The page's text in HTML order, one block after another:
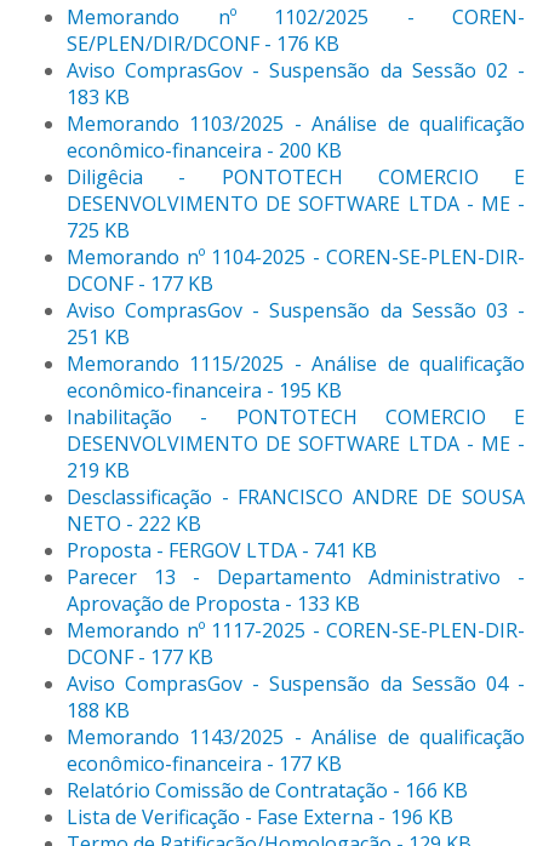
Memorando nº 1102/2025 - COREN-
SE/PLEN/DIR/DCONF - 176 KB
Aviso ComprasGov - Suspensão da Sessão 02 -
183 KB
Memorando 1103/2025 - Análise de qualificação
econômico-financeira - 200 KB
Diligêcia - PONTOTECH COMERCIO E
DESENVOLVIMENTO DE SOFTWARE LTDA - ME -
725 KB
Memorando nº 1104-2025 - COREN-SE-PLEN-DIR-
DCONF - 177 KB
Aviso ComprasGov - Suspensão da Sessão 03 -
251 KB
Memorando 1115/2025 - Análise de qualificação
econômico-financeira - 195 KB
Inabilitação - PONTOTECH COMERCIO E
DESENVOLVIMENTO DE SOFTWARE LTDA - ME -
219 KB
Desclassificação - FRANCISCO ANDRE DE SOUSA
NETO - 222 KB
Proposta - FERGOV LTDA - 741 KB
Parecer 13 - Departamento Administrativo -
Aprovação de Proposta - 133 KB
Memorando nº 1117-2025 - COREN-SE-PLEN-DIR-
DCONF - 177 KB
Aviso ComprasGov - Suspensão da Sessão 04 -
188 KB
Memorando 1143/2025 - Análise de qualificação
econômico-financeira - 177 KB
Relatório Comissão de Contratação - 166 KB
Lista de Verificação - Fase Externa - 196 KB